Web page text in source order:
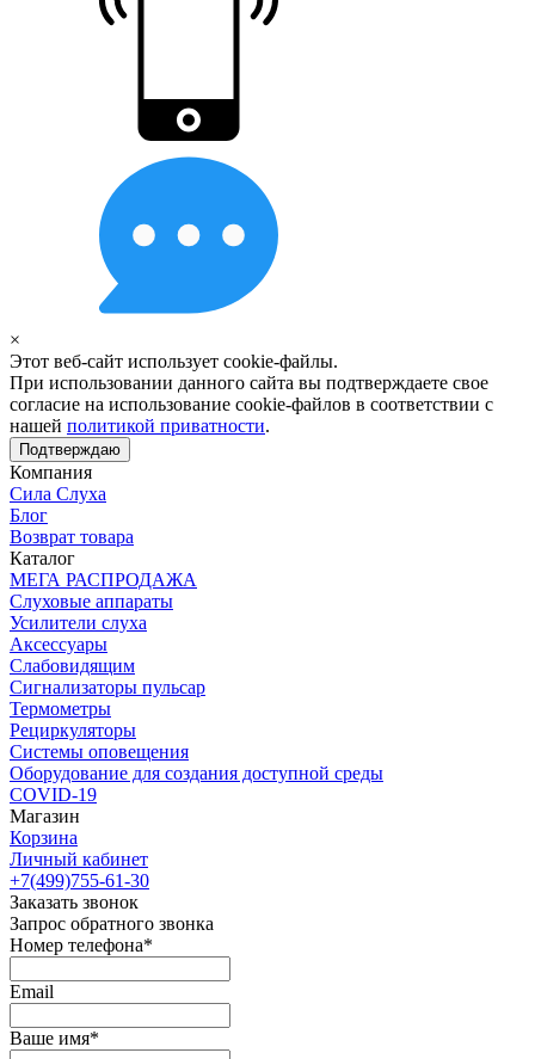
×
Этот веб-сайт использует cookie-файлы.
При использовании данного сайта вы подтверждаете свое
согласие на использование cookie-файлов в соответствии с
нашей политикой приватности.
Подтверждаю
Компания
Сила Слуха
Блог
Возврат товара
Каталог
МЕГА РАСПРОДАЖА
Слуховые аппараты
Усилители слуха
Аксессуары
Слабовидящим
Сигнализаторы пульсар
Термометры
Рециркуляторы
Cистемы оповещения
Оборудование для создания доступной среды
COVID-19
Магазин
Корзина
Личный кабинет
+7(499)755-61-30
Заказать звонок
Запрос обратного звонка
Номер телефона*
Email
Ваше имя*